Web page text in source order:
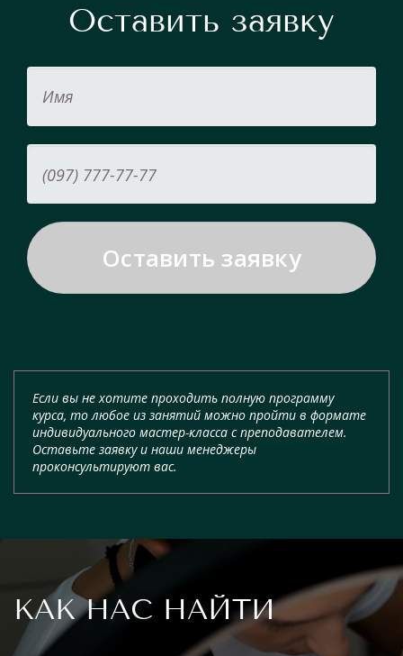
Оставить заявку
Если вы не хотите проходить полную программу
курса, то любое из занятий можно пройти в формате
индивидуального мастер-класса с преподавателем.
Оставьте заявку и наши менеджеры
проконсультируют вас.
КАК НАС НАЙТИ